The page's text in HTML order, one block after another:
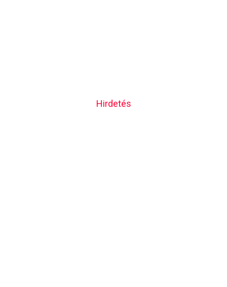
Hirdetés